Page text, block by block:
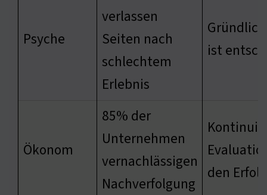
Psyche
verlassen
Seiten nach
schlechtem
Erlebnis
ist
Ökonom
85% der
Unternehmen
vernachlässigen
Nachverfolgung
den Erfolg